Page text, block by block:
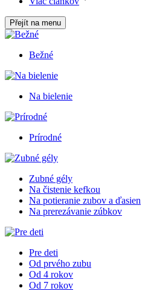
Přejít na menu
Bežné
Na bielenie
Prírodné
Zubné gély
Na čistenie kefkou
Na potieranie zubov a ďasien
Na prerezávanie zúbkov
Pre deti
Od prvého zubu
Od 4 rokov
Od 7 rokov